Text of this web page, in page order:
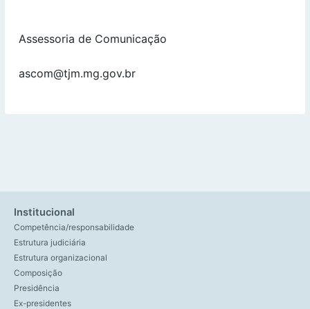
Assessoria de Comunicação
ascom@tjm.mg.gov.br
Institucional
Competência/responsabilidade
Estrutura judiciária
Estrutura organizacional
Composição
Presidência
Ex-presidentes